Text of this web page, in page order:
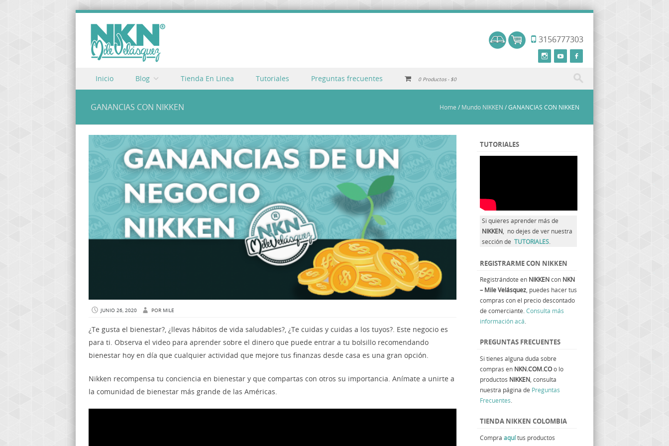
3156777303
Menu
Skip to content
Inicio Blog Tienda En Linea Tutoriales Preguntas frecuentes 0 Productos $0
GANANCIAS CON NIKKEN Home / Mundo NIKKEN /GANANCIAS CON NIKKEN
JUNIO 26, 2020 POR MILE
¿Te gusta el bienestar?, ¿llevas hábitos de vida saludables?, ¿Te cuidas y cuidas a los tuyos?. Este negocio es
para ti. Observa el video para aprender sobre el dinero que puede entrar a tu bolsillo recomendando
bienestar hoy en día que cualquier actividad que mejore tus finanzas desde casa es una gran opción.
Nikken recompensa tu conciencia en bienestar y que compartas con otros su importancia. Anímate a unirte a
la comunidad de bienestar más grande de las Américas.
TUTORIALES
Si quieres aprender más de
NIKKEN, no dejes de ver nuestra
sección de TUTORIALES.
REGISTRARME CON NIKKEN
Registrándote en NIKKENcon NKN
– Mile Velásquez, puedes hacer tus
compras con el precio descontado
de comerciante.Consulta más
información acá.
PREGUNTAS FRECUENTES
Si tienes alguna duda sobre
compras en NKN.COM.COo lo
productos NIKKEN, consulta
nuestra página de Preguntas
Frecuentes.
TIENDA NIKKEN COLOMBIA
Compra aquí tus productos